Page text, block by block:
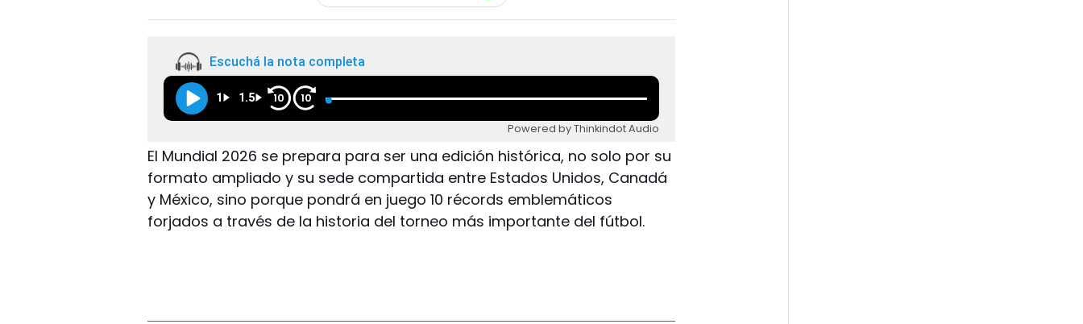
Escuchá la nota completa
1 1.5 10 10
Powered by Thinkindot Audio
El Mundial 2026 se prepara para ser una edición histórica, no solo por su
formato ampliado y su sede compartida entre Estados Unidos, Canadá
y México, sino porque pondrá en juego 10 récords emblemáticos
forjados a través de la historia del torneo más importante del fútbol.